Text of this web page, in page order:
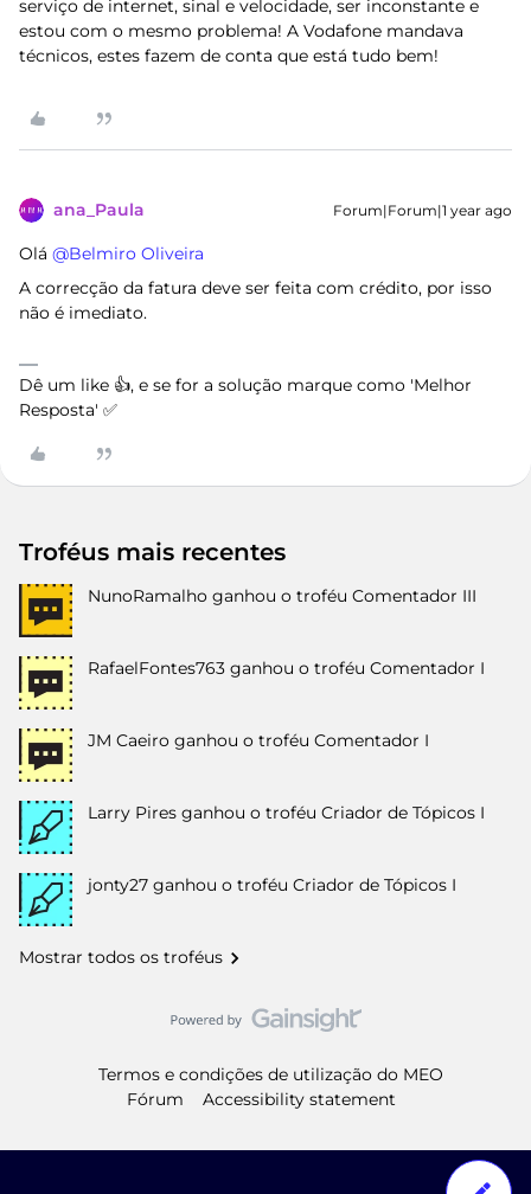
serviço de internet, sinal e velocidade, ser inconstante e
estou com o mesmo problema! A Vodafone mandava
técnicos, estes fazem de conta que está tudo bem!
ana_Paula Forum|Forum|1 year ago
Olá ​ @Belmiro Oliveira
A correcção da fatura deve ser feita com crédito, por isso
não é imediato.
Dê um like 👍, e se for a solução marque como 'Melhor
Resposta' ✅
Troféus mais recentes
NunoRamalho ganhou o troféu Comentador III
RafaelFontes763 ganhou o troféu Comentador I
JM Caeiro ganhou o troféu Comentador I
Larry Pires ganhou o troféu Criador de Tópicos I
jonty27 ganhou o troféu Criador de Tópicos I
Mostrar todos os troféus
Termos e condições de utilização do MEO
Fórum
Accessibility statement